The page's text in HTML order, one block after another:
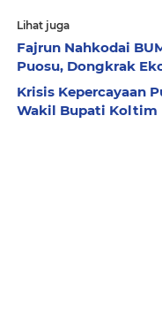
Lihat juga
Fajrun Nahkodai
Puosu, Dongkrak
Krisis Kepercayaan
Wakil Bupati Koltim